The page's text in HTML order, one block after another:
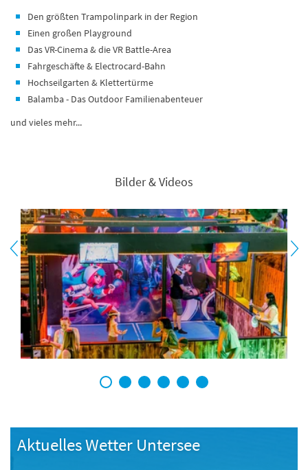
Den größten Trampolinpark in der Region
Einen großen Playground
Das VR-Cinema & die VR Battle-Area
Fahrgeschäfte & Electrocard-Bahn
Hochseilgarten & Klettertürme
​Balamba - Das Outdoor Familienabenteuer
und vieles mehr...
Bilder & Videos
1 2 3 4 5 6
Aktuelles Wetter Untersee